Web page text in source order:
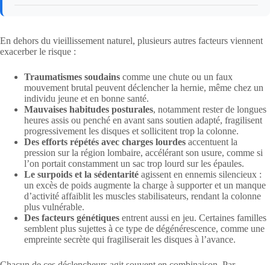
En dehors du vieillissement naturel, plusieurs autres facteurs viennent
exacerber le risque :
Traumatismes soudains comme une chute ou un faux
mouvement brutal peuvent déclencher la hernie, même chez un
individu jeune et en bonne santé.
Mauvaises habitudes posturales, notamment rester de longues
heures assis ou penché en avant sans soutien adapté, fragilisent
progressivement les disques et sollicitent trop la colonne.
Des efforts répétés avec charges lourdes accentuent la
pression sur la région lombaire, accélérant son usure, comme si
l’on portait constamment un sac trop lourd sur les épaules.
Le surpoids et la sédentarité agissent en ennemis silencieux :
un excès de poids augmente la charge à supporter et un manque
d’activité affaiblit les muscles stabilisateurs, rendant la colonne
plus vulnérable.
Des facteurs génétiques entrent aussi en jeu. Certaines familles
semblent plus sujettes à ce type de dégénérescence, comme une
empreinte secrète qui fragiliserait les disques à l’avance.